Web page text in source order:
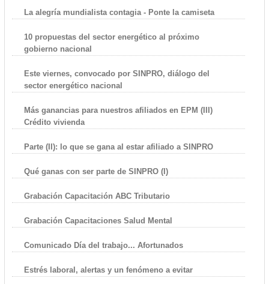
La alegría mundialista contagia - Ponte la camiseta
10 propuestas del sector energético al próximo
gobierno nacional
Este viernes, convocado por SINPRO, diálogo del
sector energético nacional
Más ganancias para nuestros afiliados en EPM (III)
Crédito vivienda
Parte (II): lo que se gana al estar afiliado a SINPRO
Qué ganas con ser parte de SINPRO (I)
Grabación Capacitación ABC Tributario
Grabación Capacitaciones Salud Mental
Comunicado Día del trabajo... Afortunados
Estrés laboral, alertas y un fenómeno a evitar